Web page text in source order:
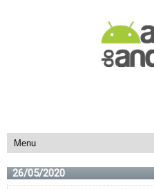
26/05/2020